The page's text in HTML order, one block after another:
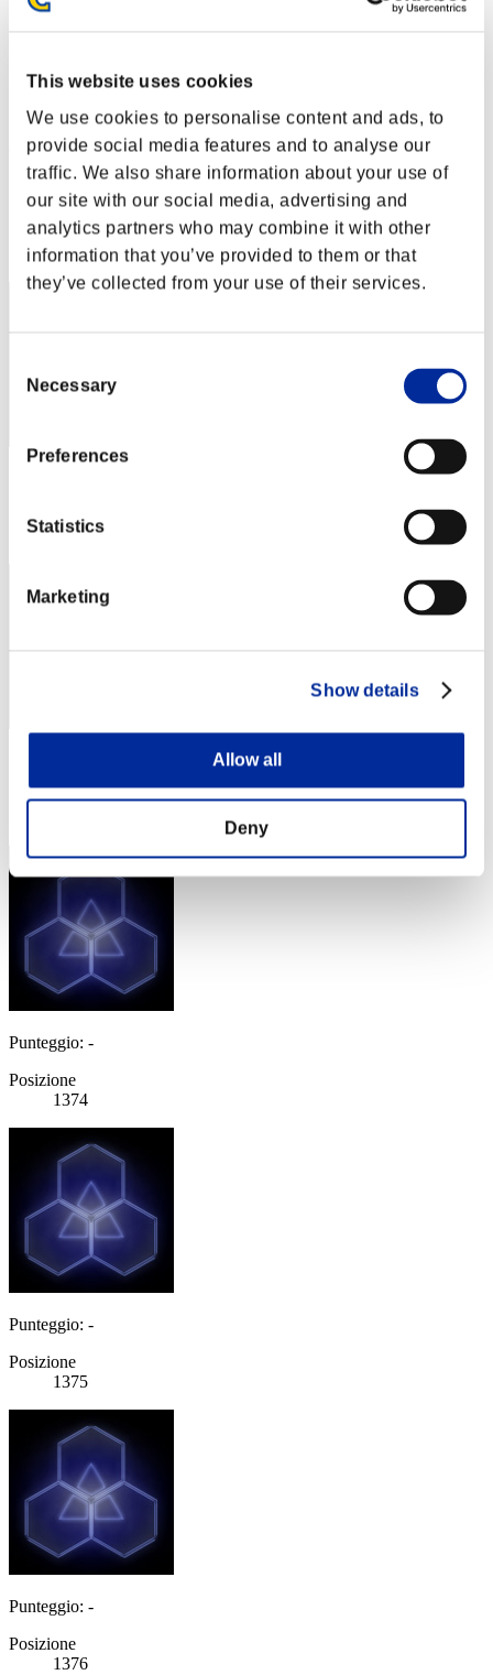
This website uses cookies
We use cookies to personalise content and ads, to
provide social media features and to analyse our
traffic. We also share information about your use of
our site with our social media, advertising and
analytics partners who may combine it with other
information that you’ve provided to them or that
they’ve collected from your use of their services.
Selection
Necessary
Preferences
Statistics
Marketing
Show details
Allow all
Deny
Sfida limitata per livello N. 19
30.06.2015 15:00 (JST) - 06.07.2015 15:00 (JST)
Singolo
Co-op
(Le classifiche sono aggiornate ogni 6 ore)
Classifiche
Posizione
1371
Posizione
1372
Posizione
Punteggio: -
Posizione
1374
Punteggio: -
Posizione
1375
Punteggio: -
Posizione
1376